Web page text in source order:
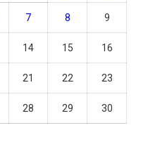
7 8 9
14 15 16
21 22 23
28 29 30